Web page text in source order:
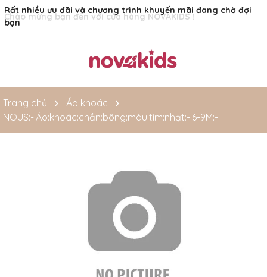
Rất nhiều ưu đãi và chương trình khuyến mãi đang chờ đợi
bạn
Trang chủ
Áo khoác
NOUS:-:Áo:khoác:chần:bông:màu:tím:nhạt:-:6-9M:-: